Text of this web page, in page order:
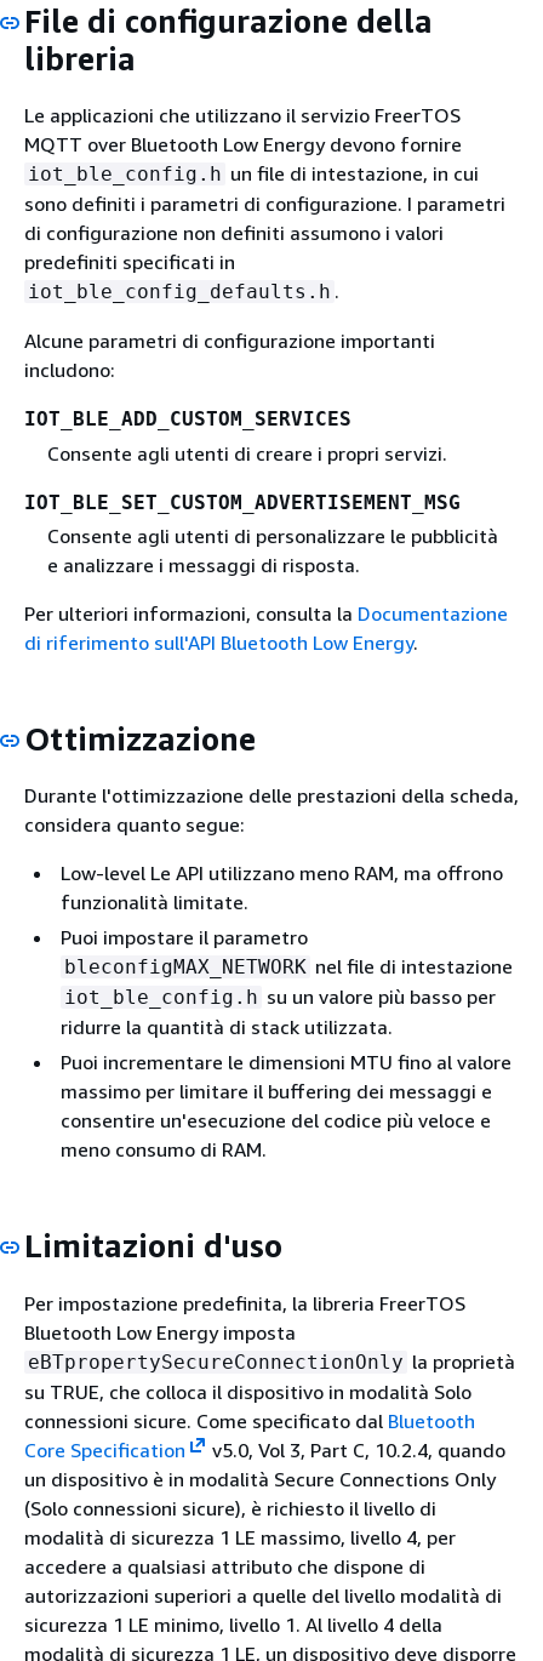
File di configurazione della
libreria
Le applicazioni che utilizzano il servizio FreerTOS
MQTT over Bluetooth Low Energy devono fornire
iot_ble_config.h un file di intestazione, in cui
sono definiti i parametri di configurazione. I parametri
di configurazione non definiti assumono i valori
predefiniti specificati in
iot_ble_config_defaults.h .
Alcune parametri di configurazione importanti
includono:
IOT_BLE_ADD_CUSTOM_SERVICES
Consente agli utenti di creare i propri servizi.
IOT_BLE_SET_CUSTOM_ADVERTISEMENT_MSG
Consente agli utenti di personalizzare le pubblicità
e analizzare i messaggi di risposta.
Per ulteriori informazioni, consulta la Documentazione
di riferimento sull'API Bluetooth Low Energy.
Ottimizzazione
Durante l'ottimizzazione delle prestazioni della scheda,
considera quanto segue:
Low-level Le API utilizzano meno RAM, ma offrono
funzionalità limitate.
Puoi impostare il parametro
bleconfigMAX_NETWORK nel file di intestazione
iot_ble_config.h su un valore più basso per
ridurre la quantità di stack utilizzata.
Puoi incrementare le dimensioni MTU fino al valore
massimo per limitare il buffering dei messaggi e
consentire un'esecuzione del codice più veloce e
meno consumo di RAM.
Limitazioni d'uso
Per impostazione predefinita, la libreria FreerTOS
Bluetooth Low Energy imposta
eBTpropertySecureConnectionOnly la proprietà
su TRUE, che colloca il dispositivo in modalità Solo
connessioni sicure. Come specificato dal Bluetooth
Core Specification
v5.0, Vol 3, Part C, 10.2.4, quando
un dispositivo è in modalità Secure Connections Only
(Solo connessioni sicure), è richiesto il livello di
modalità di sicurezza 1 LE massimo, livello 4, per
accedere a qualsiasi attributo che dispone di
autorizzazioni superiori a quelle del livello modalità di
sicurezza 1 LE minimo, livello 1. Al livello 4 della
modalità di sicurezza 1 LE, un dispositivo deve disporre